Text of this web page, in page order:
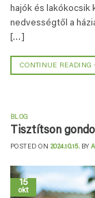
hajók és lakókocsik
nedvességtől a
[…]
CONTINUE READING
BLOG
Tisztítson
POSTED ON 2024.10.15. BY
15
okt